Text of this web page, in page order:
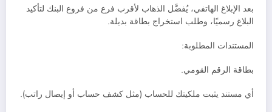
بعد الإبلاغ الهاتفي، يُفضَّل الذهاب لأقرب فرع من فروع البنك لتأكيد
البلاغ رسميًا، وطلب استخراج بطاقة بديلة.
المستندات المطلوبة:
بطاقة الرقم القومي.
أي مستند يثبت ملكيتك للحساب (مثل كشف حساب أو إيصال راتب).